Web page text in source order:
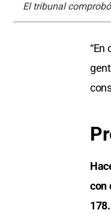
El tribunal
“En
con
178.